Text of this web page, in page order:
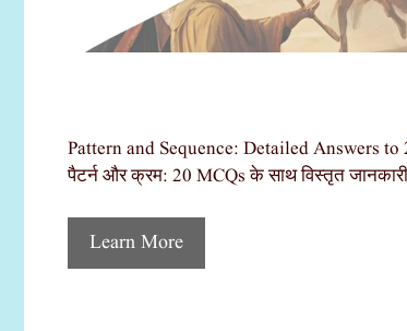
Pattern and Sequence: Detailed Answers to
पैटर्न और क्रम: 20 MCQs के साथ विस्तृत
Learn More